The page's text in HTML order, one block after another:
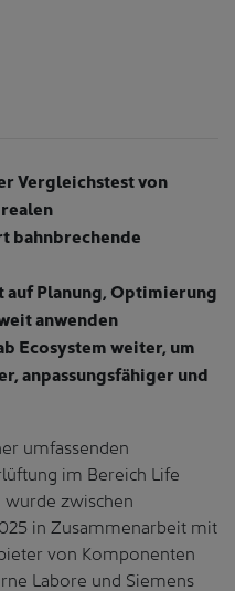
Vergleichstest von
bahnbrechende
auf Planung, Optimierung
anwenden
Ecosystem weiter, um
anpassungsfähiger und
umfassenden
im Bereich Life
wurde zwischen
in Zusammenarbeit mit
von Komponenten
Labore und Siemens